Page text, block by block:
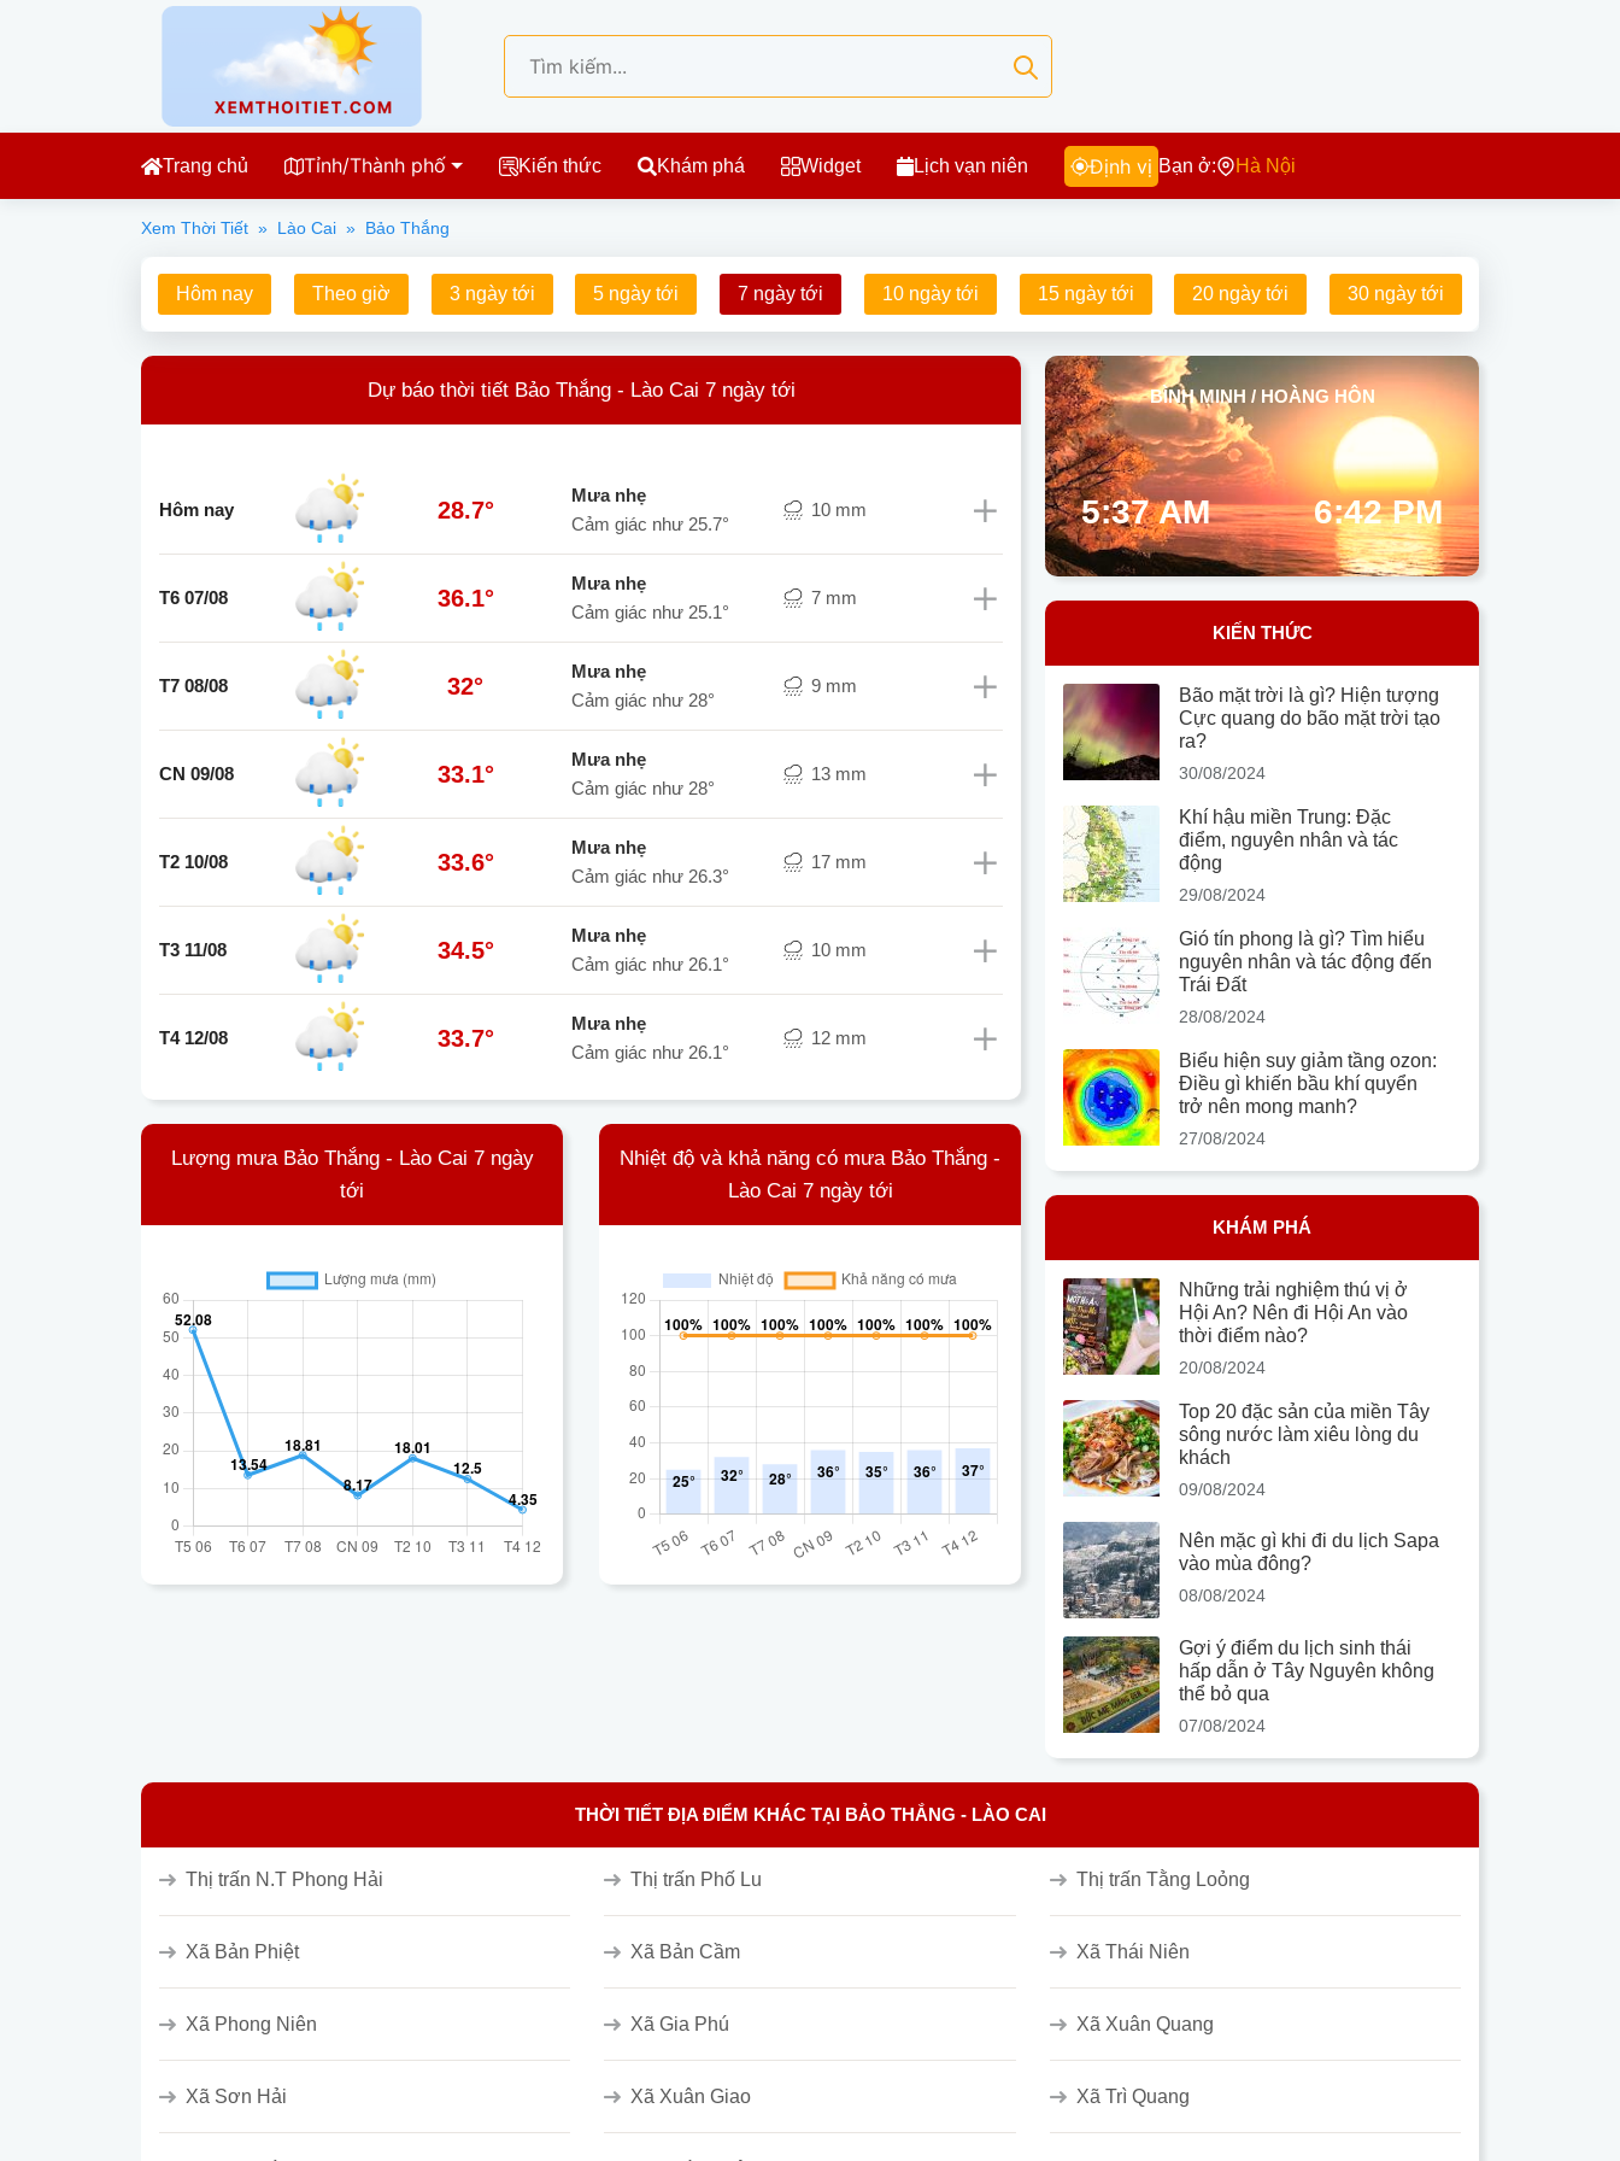
Trang chủ Tỉnh/Thành phố Kiến thức Khám phá Widget Lịch vạn niên Định vị Bạn ở: Hà Nội
Xem Thời Tiết » Lào Cai » Bảo Thắng
Hôm nay Theo giờ 3 ngày tới 5 ngày tới 7 ngày tới 10 ngày tới 15 ngày tới 20 ngày tới 30 ngày tới
Dự báo thời tiết Bảo Thắng - Lào Cai 7 ngày tới
Hôm nay 28.7°
mưa nhẹ
Cảm giác như 25.7°
10 mm
T6 07/08 36.1°
mưa nhẹ
Cảm giác như 25.1°
7 mm
T7 08/08 32°
mưa nhẹ
Cảm giác như 28°
9 mm
CN 09/08 33.1°
mưa nhẹ
Cảm giác như 28°
13 mm
T2 10/08 33.6°
mưa nhẹ
Cảm giác như 26.3°
17 mm
T3 11/08 34.5°
mưa nhẹ
Cảm giác như 26.1°
10 mm
T4 12/08 33.7°
mưa nhẹ
Cảm giác như 26.1°
12 mm
Lượng mưa Bảo Thắng - Lào Cai 7 ngày
tới
Nhiệt độ và khả năng có mưa Bảo Thắng -
Lào Cai 7 ngày tới
BÌNH MINH / HOÀNG HÔN
5:37 AM 6:42 PM
KIẾN THỨC
Bão mặt trời là gì? Hiện tượng
Cực quang do bão mặt trời tạo
ra?
30/08/2024
Khí hậu miền Trung: Đặc
điểm, nguyên nhân và tác
động
29/08/2024
Gió tín phong là gì? Tìm hiểu
nguyên nhân và tác động đến
Trái Đất
28/08/2024
Biểu hiện suy giảm tầng ozon:
Điều gì khiến bầu khí quyển
trở nên mong manh?
27/08/2024
KHÁM PHÁ
Những trải nghiệm thú vị ở
Hội An? Nên đi Hội An vào
thời điểm nào?
20/08/2024
Top 20 đặc sản của miền Tây
sông nước làm xiêu lòng du
khách
09/08/2024
Nên mặc gì khi đi du lịch Sapa
vào mùa đông?
08/08/2024
Gợi ý điểm du lịch sinh thái
hấp dẫn ở Tây Nguyên không
thể bỏ qua
07/08/2024
THỜI TIẾT ĐỊA ĐIỂM KHÁC TẠI BẢO THẮNG - LÀO CAI
Thị trấn N.T Phong Hải Thị trấn Phố Lu Thị trấn Tằng Loỏng
Xã Bản Phiệt Xã Bản Cầm Xã Thái Niên
Xã Phong Niên Xã Gia Phú Xã Xuân Quang
Xã Sơn Hải Xã Xuân Giao Xã Trì Quang